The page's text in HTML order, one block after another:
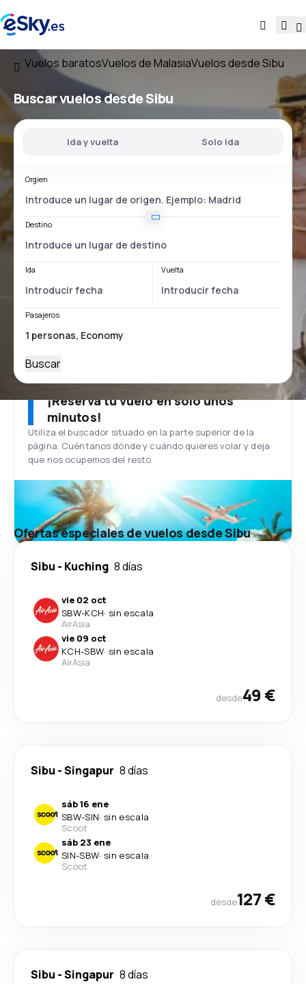
Vuelos baratosVuelos de MalasiaVuelos desde Sibu
Buscar vuelosdesde Sibu
Ida y vuelta Solo ida
Orgien
Destino
Ida Vuelta
Pasajeros
Buscar
¡Reserva tu vuelo en solo unos
minutos!
Utiliza el buscador situado en la parte superior de la
página. Cuéntanos dónde y cuándo quieres volar y deja
que nos ocupemos del resto.
Ofertas especiales de vuelos desde Sibu
Sibu - Kuching 8 días
vie 02 oct
SBW-KCH· sin escala
AirAsia
vie 09 oct
KCH-SBW· sin escala
AirAsia
desde49 €
Sibu -Singapur 8 días
sáb 16 ene
SBW-SIN· sin escala
Scoot
sáb 23 ene
SIN-SBW· sin escala
Scoot
desde127 €
Sibu -Singapur 8 días